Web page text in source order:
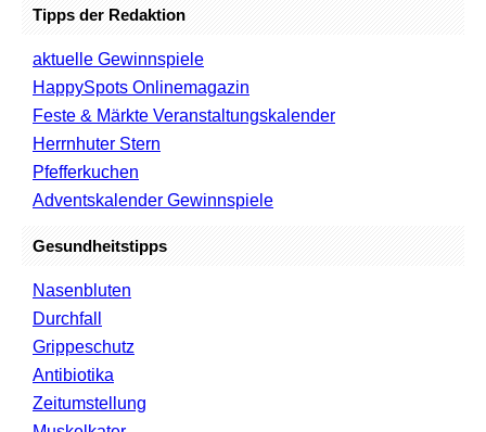
Tipps der Redaktion
aktuelle Gewinnspiele
HappySpots Onlinemagazin
Feste & Märkte Veranstaltungskalender
Herrnhuter Stern
Pfefferkuchen
Adventskalender Gewinnspiele
Gesundheitstipps
Nasenbluten
Durchfall
Grippeschutz
Antibiotika
Zeitumstellung